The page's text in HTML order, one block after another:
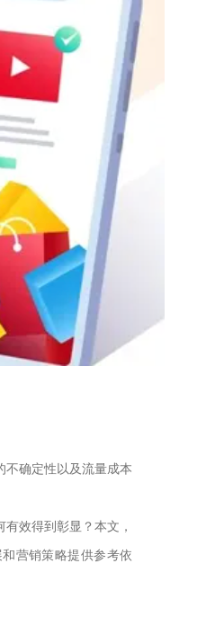
不确定性以及流量成本
效得到彰显？本文，
营销策略提供参考依